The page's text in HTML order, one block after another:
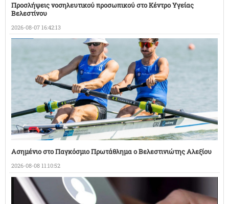
Προσλήψεις νοσηλευτικού προσωπικού στο Κέντρο Υγείας
Βελεστίνου
2026-08-07 16:42:13
Ασημένιο στο Παγκόσμιο Πρωτάθλημα ο Βελεστινιώτης Αλεξίου
2026-08-08 11:10:52